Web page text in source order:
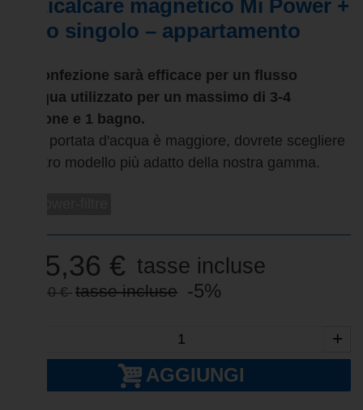
Anticalcare magnetico Mi Power +
filtro singolo – appartamento
La confezione sarà efficace per un flusso
d'acqua utilizzato per un massimo di 3-4
persone e 1 bagno.
Se la portata d'acqua è maggiore, dovrete scegliere
un altro modello più adatto della nostra gamma.
105,36 € tasse incluse
110,90 € tasse incluse -5%
+
AGGIUNGI